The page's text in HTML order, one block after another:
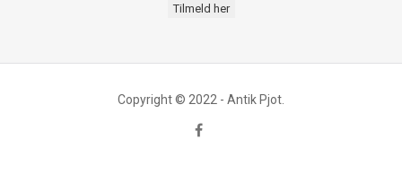
Tilmeld her
Copyright © 2022 - Antik Pjot.